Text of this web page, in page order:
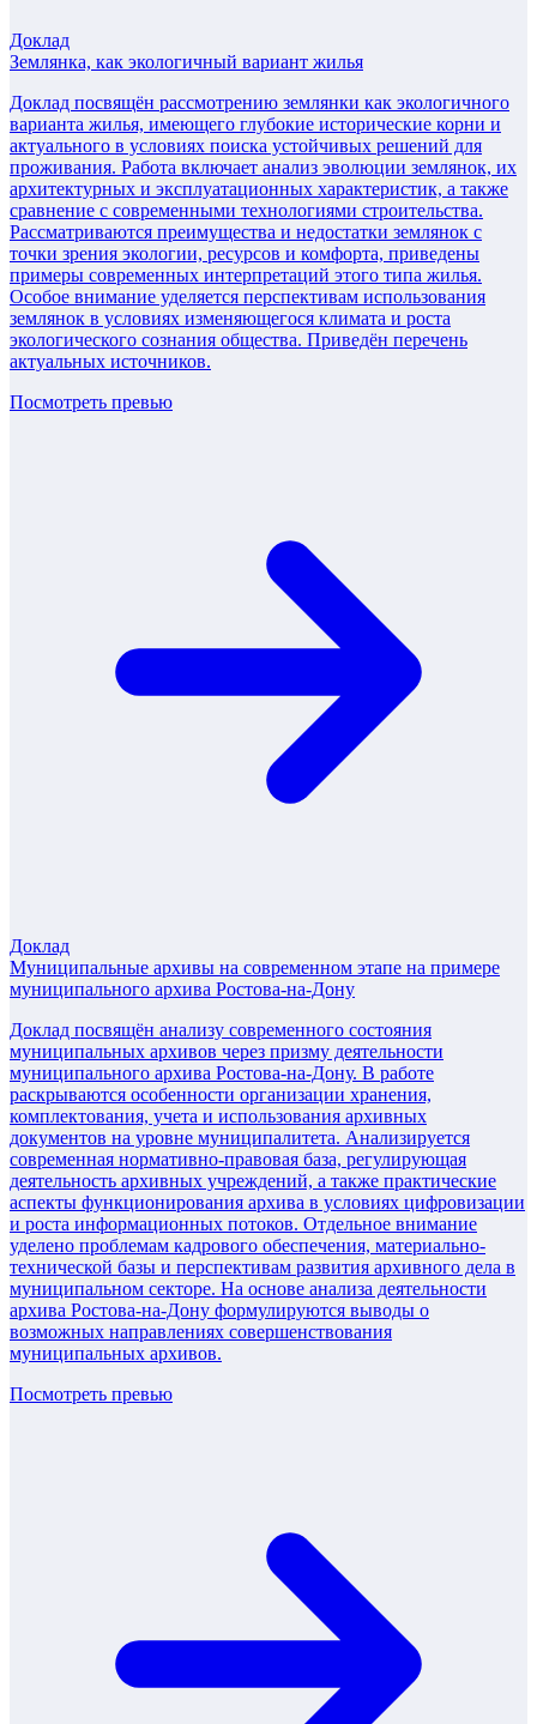
Доклад
Землянка, как экологичный вариант жилья
Доклад посвящён рассмотрению землянки как экологичного
варианта жилья, имеющего глубокие исторические корни и
актуального в условиях поиска устойчивых решений для
проживания. Работа включает анализ эволюции землянок, их
архитектурных и эксплуатационных характеристик, а также
сравнение с современными технологиями строительства.
Рассматриваются преимущества и недостатки землянок с
точки зрения экологии, ресурсов и комфорта, приведены
примеры современных интерпретаций этого типа жилья.
Особое внимание уделяется перспективам использования
землянок в условиях изменяющегося климата и роста
экологического сознания общества. Приведён перечень
актуальных источников.
Посмотреть превью
Доклад
Муниципальные архивы на современном этапе на примере
муниципального архива Ростова-на-Дону
Доклад посвящён анализу современного состояния
муниципальных архивов через призму деятельности
муниципального архива Ростова-на-Дону. В работе
раскрываются особенности организации хранения,
комплектования, учета и использования архивных
документов на уровне муниципалитета. Анализируется
современная нормативно-правовая база, регулирующая
деятельность архивных учреждений, а также практические
аспекты функционирования архива в условиях цифровизации
и роста информационных потоков. Отдельное внимание
уделено проблемам кадрового обеспечения, материально-
технической базы и перспективам развития архивного дела в
муниципальном секторе. На основе анализа деятельности
архива Ростова-на-Дону формулируются выводы о
возможных направлениях совершенствования
муниципальных архивов.
Посмотреть превью